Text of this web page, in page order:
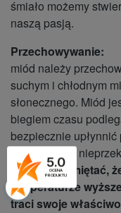
śmiało możemy
naszą pasją.
Przechowywanie:
miód należy
suchym i chłodnym
słonecznego. Miód
biegiem czasu
bezpiecznie
temperaturze
Prosimy pamiętać,
temperaturze
traci swoje
5.0
OCENA
PRODUKTU